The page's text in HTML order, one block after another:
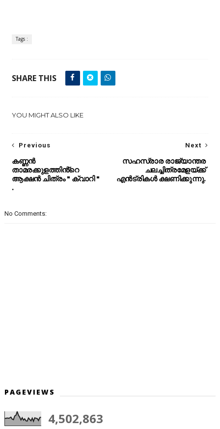
Tags :
SHARE THIS
YOU MIGHT ALSO LIKE
Next
സഹസ്രാര രാജ്യാന്തര
ചലച്ചിത്രമേളയ്ക്ക്
എൻട്രികൾ ക്ഷണിക്കുന്നു.
Previous
കണ്ണൻ
താമരക്കുളത്തിൻ്റെ
ആക്ഷൻ ചിത്രം " ക്വാറി "
.
No Comments:
PAGEVIEWS
4,502,863